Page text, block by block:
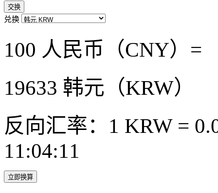
交换
兑换
100 人民币（CNY）=
19633 韩元（KRW）
反向汇率：1 KRW =
11:04:11
立即换算